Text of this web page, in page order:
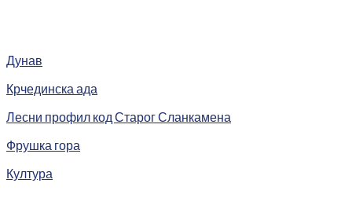
Дунав
Крчединска ада
Лесни профил код Старог Сланкамена
Фрушка гора
Култура